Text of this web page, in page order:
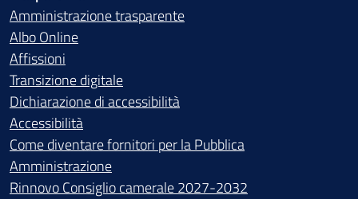
Amministrazione trasparente
Albo Online
Affissioni
Transizione digitale
Dichiarazione di accessibilità
Accessibilità
Come diventare fornitori per la Pubblica
Amministrazione
Rinnovo Consiglio camerale 2027-2032